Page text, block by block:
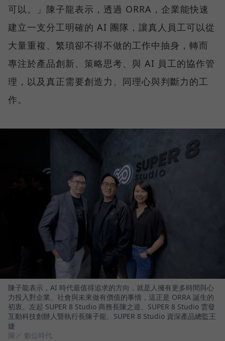
可以。」陳子龍表示，透過 ORRA，企業能快速
建立一支分工明確的 AI 團隊，讓真人員工可以從
大量重複、繁瑣卻不得不做的工作中抽身，轉而
專注於產品創新、策略思考、與 AI 員工的協作管
理，以及真正需要創造力、同理心與判斷力的工
作。
陳子龍表示，AI 時代最值得追求的方向，就是人擁有更多時間與心
力投入對企業、社會與未來做有價值的事情，這正是 ORRA 誕生的
初衷。左起 SUPER 8 Studio 商務長陳之逵、SUPER 8 Studio 雲發
互動科技創辦人暨執行長陳子龍、SUPER 8 Studio 資深產品總監王
婕
圖／ 數位時代